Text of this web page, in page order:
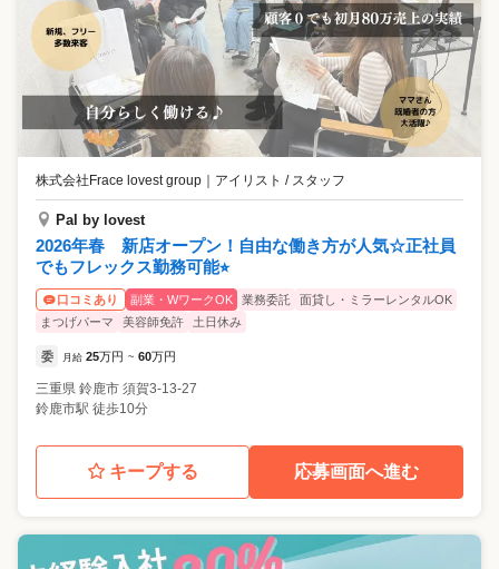
株式会社Frace lovest group アイリスト / スタッフ
Pal by lovest
2026年春 新店オープン！自由な働き方が人気☆正社員
でもフレックス勤務可能⭐︎
口コミあり 副業・WワークOK 業務委託
面貸し・ミラーレンタルOK
まつげパーマ
美容師免許 土日休み
委 月給 25万円 ~ 60万円
三重県 鈴鹿市 須賀3-13-27
鈴鹿市駅 徒歩10分
キープする 応募画面へ進む